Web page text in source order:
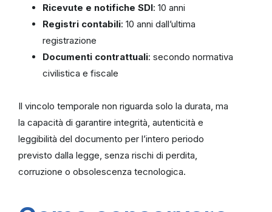
Ricevute e notifiche SDI: 10 anni
Registri contabili: 10 anni dall’ultima
registrazione
Documenti contrattuali: secondo normativa
civilistica e fiscale
Il vincolo temporale non riguarda solo la durata, ma
la capacità di garantire integrità, autenticità e
leggibilità del documento per l’intero periodo
previsto dalla legge, senza rischi di perdita,
corruzione o obsolescenza tecnologica.